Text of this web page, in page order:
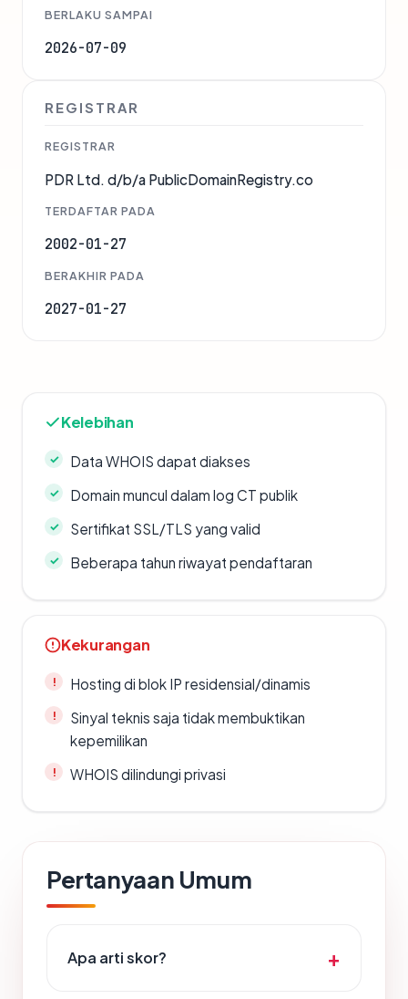
BERLAKU SAMPAI
2026-07-09
REGISTRAR
REGISTRAR
PDR Ltd. d/b/a PublicDomainRegistry.co
TERDAFTAR PADA
2002-01-27
BERAKHIR PADA
2027-01-27
Kelebihan
Data WHOIS dapat diakses
Domain muncul dalam log CT publik
Sertifikat SSL/TLS yang valid
Beberapa tahun riwayat pendaftaran
Kekurangan
Hosting di blok IP residensial/dinamis
Sinyal teknis saja tidak membuktikan
kepemilikan
WHOIS dilindungi privasi
Pertanyaan Umum
Apa arti skor?